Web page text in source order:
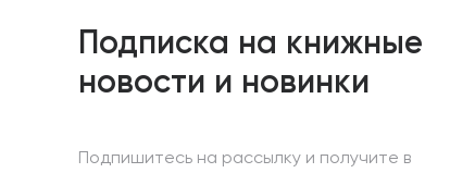
Подписка на книжные
новости и новинки
Подпишитесь на рассылку и получите в